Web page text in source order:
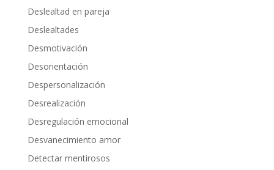
Deslealtad en pareja
Deslealtades
Desmotivación
Desorientación
Despersonalización
Desrealización
Desregulación emocional
Desvanecimiento amor
Detectar mentirosos